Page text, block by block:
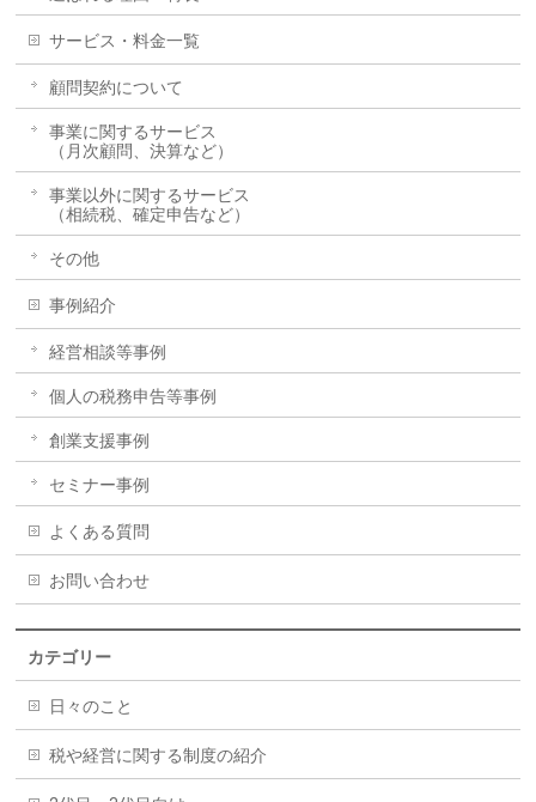
サービス・料金一覧
顧問契約について
事業に関するサービス
（月次顧問、決算など）
事業以外に関するサービス
（相続税、確定申告など）
その他
事例紹介
経営相談等事例
個人の税務申告等事例
創業支援事例
セミナー事例
よくある質問
お問い合わせ
カテゴリー
日々のこと
税や経営に関する制度の紹介